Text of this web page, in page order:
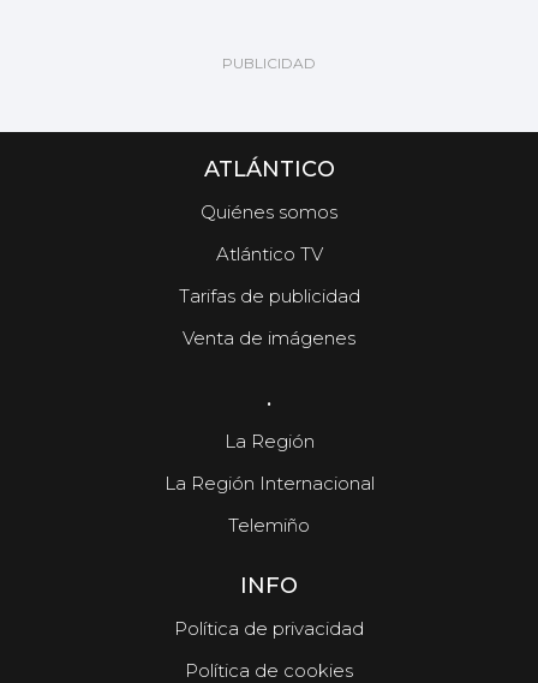
ATLÁNTICO
Quiénes somos
Atlántico TV
Tarifas de publicidad
Venta de imágenes
.
La Región
La Región Internacional
Telemiño
INFO
Política de privacidad
Política de cookies